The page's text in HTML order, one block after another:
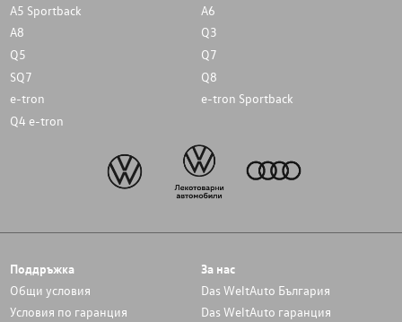
A5 Sportback
A6
A8
Q3
Q5
Q7
SQ7
Q8
e-tron
e-tron Sportback
Q4 e-tron
Поддръжка
Общи условия
Условия по гаранция
За нас
Das WeltAuto България
Das WeltAuto гаранция